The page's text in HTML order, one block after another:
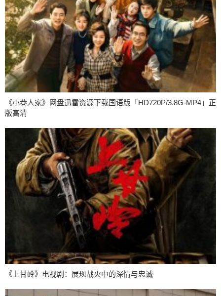
《小巷人家》网盘迅雷资源下载国语版「HD720P/3.8G-MP4」正
版高清
《上甘岭》电视剧：展现战火中的深情与忠诚